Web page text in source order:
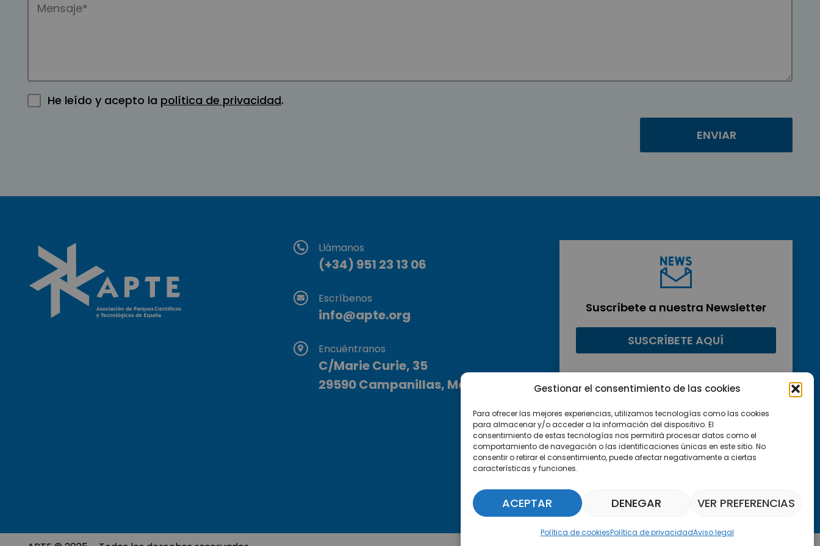
Gestionar el consentimiento de las cookies
Para ofrecer las mejores experiencias, utilizamos tecnologías como las cookies
para almacenar y/o acceder a la información del dispositivo. El
consentimiento de estas tecnologías nos permitirá procesar datos como el
comportamiento de navegación o las identificaciones únicas en este sitio. No
consentir o retirar el consentimiento, puede afectar negativamente a ciertas
características y funciones.
ACEPTAR DENEGAR VER PREFERENCIAS
Política de cookiesPolítica de privacidadAviso legal
He leído y acepto la política de privacidad.
Llámanos
(+34) 951 23 13 06
Escríbenos
info@apte.org
Encuéntranos
C/Marie Curie, 35
29590 Campanillas, Málaga
Suscríbete a nuestra Newsletter
SUSCRÍBETE AQUÍ